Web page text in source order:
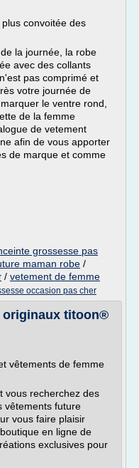
convoitée des
la journée, la robe
avec des collants
pas comprimé et
votre journée de
le ventre rond,
de la femme
de vetement
afin de vous apporter
de marque et comme
grossesse pas
maman robe /
/ vetement de femme
occasion pas cher
originaux titoon®
vêtements de femme
vous recherchez des
vêtements future
vous faire plaisir
en ligne de
exclusives pour